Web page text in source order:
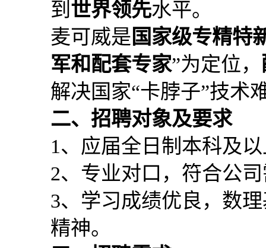
到 世界领先水平。
麦可威是 国家级专精特
军和配套专家”为定位，
解决国家“卡脖子”技术
二、招聘对象及要求
1、应届全日制本科及
2、专业对口，符合公
3、学习成绩优良，数
精神。